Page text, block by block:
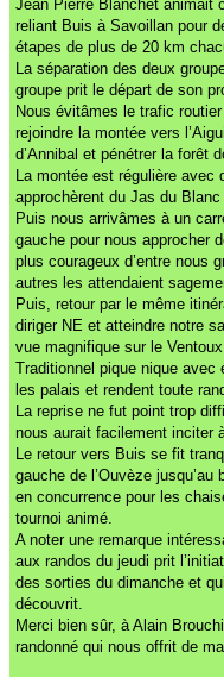
Jean Pierre Blanchet animait
reliant Buis à Savoillan pour
étapes de plus de 20 km
La séparation des deux
groupe prit le départ de son
Nous évitâmes le trafic
rejoindre la montée vers
d’Annibal et pénétrer la forêt
La montée est régulière avec
approchèrent du Jas du
Puis nous arrivâmes à un
gauche pour nous approcher
plus courageux d’entre nous
autres les attendaient
Puis, retour par le même
diriger NE et atteindre notre
vue magnifique sur le
Traditionnel pique nique avec
les palais et rendent toute
La reprise ne fut point trop
nous aurait facilement inciter
Le retour vers Buis se fit
gauche de l’Ouvèze
en concurrence pour les
tournoi animé.
A noter une remarque
aux randos du jeudi prit
des sorties du dimanche et
découvrit.
Merci bien sûr, à Alain
randonné qui nous offrit de